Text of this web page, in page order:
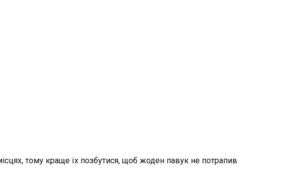
тому краще їх позбутися, щоб жоден павук не потрапив